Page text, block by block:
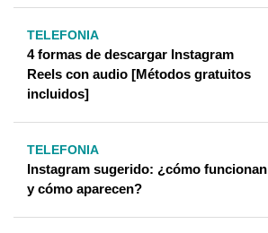
TELEFONIA
4 formas de descargar Instagram
Reels con audio [Métodos gratuitos
incluidos]
TELEFONIA
Instagram sugerido: ¿cómo funcionan
y cómo aparecen?